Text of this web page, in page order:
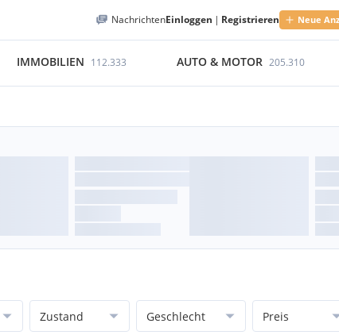
NachrichtenEinloggen | Registrieren Neue
IMMOBILIEN 112.333 AUTO & MOTOR 205.310
Zustand Geschlecht Preis